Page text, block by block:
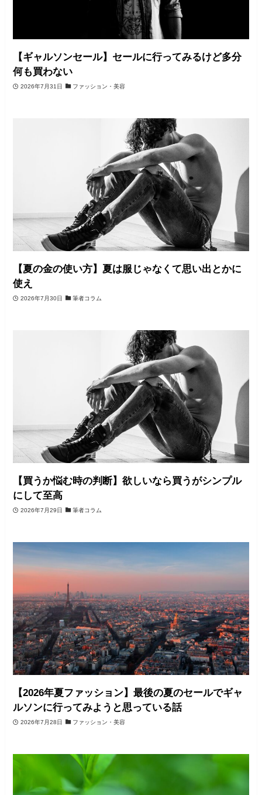
【ギャルソンセール】セールに行ってみるけど多分
何も買わない
2026年7月31日 ファッション・美容
【夏の金の使い方】夏は服じゃなくて思い出とかに
使え
2026年7月30日 筆者コラム
【買うか悩む時の判断】欲しいなら買うがシンプル
にして至高
2026年7月29日 筆者コラム
【2026年夏ファッション】最後の夏のセールでギャ
ルソンに行ってみようと思っている話
2026年7月28日 ファッション・美容